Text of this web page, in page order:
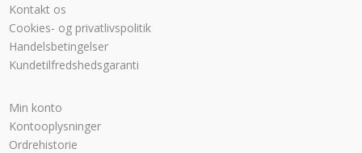
Kontakt os
Cookies- og privatlivspolitik
Handelsbetingelser
Kundetilfredshedsgaranti
Min konto
Kontooplysninger
Ordrehistorie